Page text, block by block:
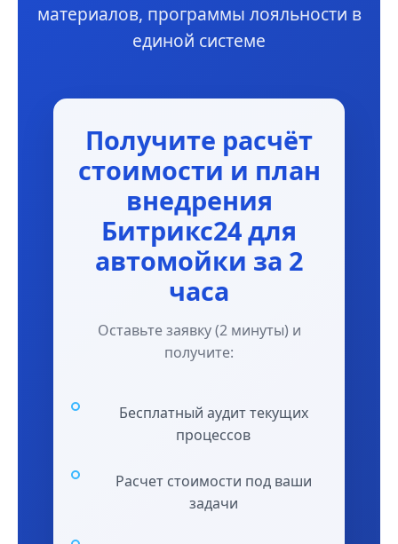
материалов, программы лояльности в
единой системе
Получите расчёт
стоимости и план
внедрения
Битрикс24 для
автомойки за 2
часа
Оставьте заявку (2 минуты) и
получите:
Бесплатный аудит текущих
процессов
Расчет стоимости под ваши
задачи